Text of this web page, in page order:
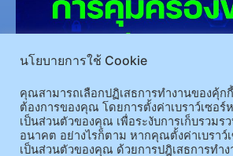
(อ.นามน)13 หมู่ 14 ต.สงเปลือย อ.นามน จ.กาฬสินธุ์ 46230
(อ.เมือง)62/1 ถ.เกษตรสมบูรณ์ ต.กาฬสินธุ์ อ.เมือง จ.กาฬสินธุ์
นโยบายการใช้ Cookie
คุณสามารถเลือกปฏิเสธการทำงานของคุ้ก
ต้องการของคุณ โดยการตั้งค่าเบราว์เซอร์
เป็นส่วนตัวของคุณ เพื่อระงับการเก็บรวม
อนาคต อย่างไรก็ตาม หากคุณตั้งค่าเบราว์
เป็นส่วนตัวของคุณ ด้วยการปฎิเสธการทำ